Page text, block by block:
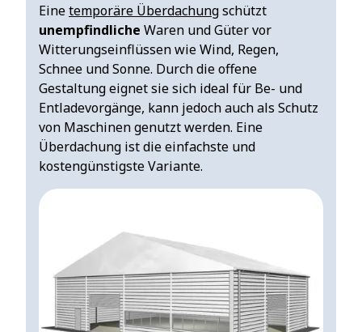
Einetemporäre Überdachungschützt
unempfindliche Waren und Güter vor
Witterungseinflüssen wie Wind, Regen,
Schnee und Sonne. Durch die offene
Gestaltung eignet sie sich ideal für Be- und
Entladevorgänge, kann jedoch auch als Schutz
von Maschinen genutzt werden. Eine
Überdachung ist die einfachste und
kostengünstigste Variante.